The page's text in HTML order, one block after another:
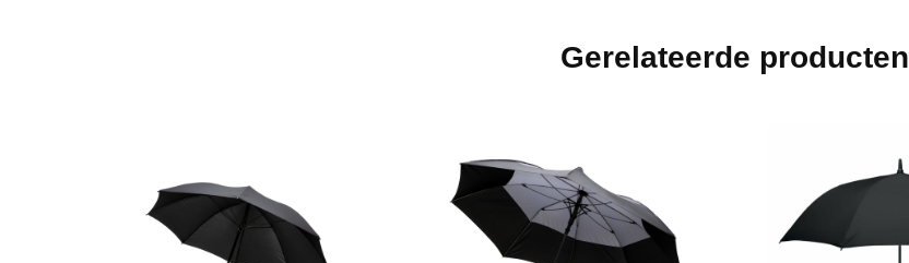
Gerelateerde producten